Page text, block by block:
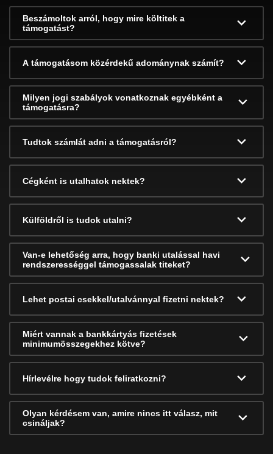
Beszámoltok arról, hogy mire költitek a
támogatást?
A támogatásom közérdekű adománynak számít?
Milyen jogi szabályok vonatkoznak egyébként a
támogatásra?
Tudtok számlát adni a támogatásról?
Cégként is utalhatok nektek?
Külföldről is tudok utalni?
Van-e lehetőség arra, hogy banki utalással havi
rendszerességgel támogassalak titeket?
Lehet postai csekkel/utalvánnyal fizetni nektek?
Miért vannak a bankkártyás fizetések
minimumösszegekhez kötve?
Hírlevélre hogy tudok feliratkozni?
Olyan kérdésem van, amire nincs itt válasz, mit
csináljak?